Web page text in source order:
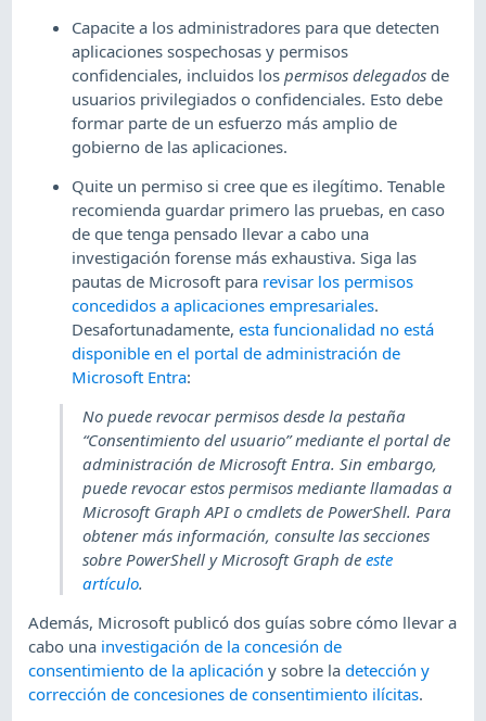
Capacite a los administradores para que detecten
aplicaciones sospechosas y permisos
confidenciales, incluidos lospermisos delegados de
usuarios privilegiados o confidenciales. Esto debe
formar parte de un esfuerzo más amplio de
gobierno de las aplicaciones.
Quite un permiso si cree que es ilegítimo. Tenable
recomienda guardar primero las pruebas, en caso
de que tenga pensado llevar a cabo una
investigación forense más exhaustiva. Siga las
pautas de Microsoft para revisar los permisos
concedidos a aplicaciones empresariales.
Desafortunadamente,esta funcionalidad no está
disponible en el portal de administración de
Microsoft Entra:
No puede revocar permisos desde la pestaña
“Consentimiento del usuario” mediante el portal de
administración de Microsoft Entra. Sin embargo,
puede revocar estos permisos mediante llamadas a
Microsoft Graph API o cmdlets de PowerShell. Para
obtener más información, consulte las secciones
sobre PowerShell y Microsoft Graph de este
artículo.
Además, Microsoft publicó dos guías sobre cómo llevar a
cabo una investigación de la concesión de
consentimiento de la aplicación y sobre ladetección y
corrección de concesiones de consentimiento ilícitas.